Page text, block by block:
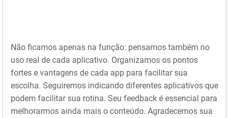
Não ficamos apenas na função: pensamos também no
uso real de cada aplicativo. Organizamos os pontos
fortes e vantagens de cada app para facilitar sua
escolha. Seguiremos indicando diferentes aplicativos que
podem facilitar sua rotina. Seu feedback é essencial para
melhorarmos ainda mais o conteúdo. Agradecemos sua